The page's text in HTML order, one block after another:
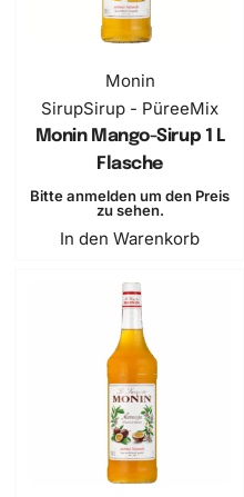
Monin
SirupSirup - PüreeMix
Monin Mango-Sirup 1 L
Flasche
Bitte anmelden um den Preis
zu sehen.
In den Warenkorb